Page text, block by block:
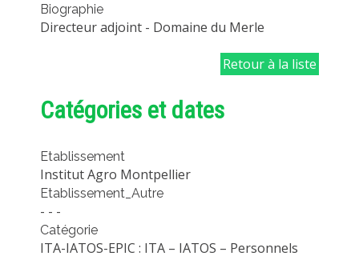
LOGICIELS
THÈSES
WORKING PAPERS
NOTES THÉMATIQUES
NOS TRAVAUX EN VIDÉO
Biographie
Directeur adjoint - Domaine du Merle
Retour à la liste
Catégories et dates
Etablissement
Institut Agro Montpellier
Etablissement_Autre
- - -
Catégorie
ITA-IATOS-EPIC : ITA – IATOS – Personnels